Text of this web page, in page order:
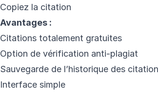
Copiez la citation
Avantages :
Citations totalement gratuites
Option de vérification anti-plagiat
Sauvegarde de l’historique des
Interface simple